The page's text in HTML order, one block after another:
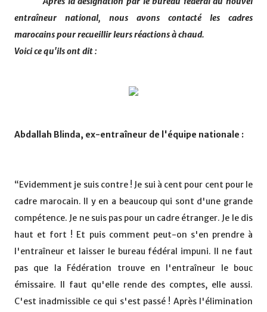
entraîneur national, nous avons contacté les cadres
marocains pour recueillir leurs réactions à chaud.
Voici ce qu'ils ont dit :
Abdallah Blinda, ex-entraîneur de l'équipe nationale :
“Evidemment je suis contre ! Je sui à cent pour cent pour le
cadre marocain. Il y en a beaucoup qui sont d'une grande
compétence. Je ne suis pas pour un cadre étranger. Je le dis
haut et fort ! Et puis comment peut-on s'en prendre à
l'entraîneur et laisser le bureau fédéral impuni. Il ne faut
pas que la Fédération trouve en l'entraîneur le bouc
émissaire. Il faut qu'elle rende des comptes, elle aussi.
C'est inadmissible ce qui s'est passé ! Après l'élimination